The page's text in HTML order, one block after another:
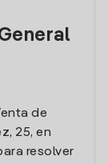
de
25, en
resolver